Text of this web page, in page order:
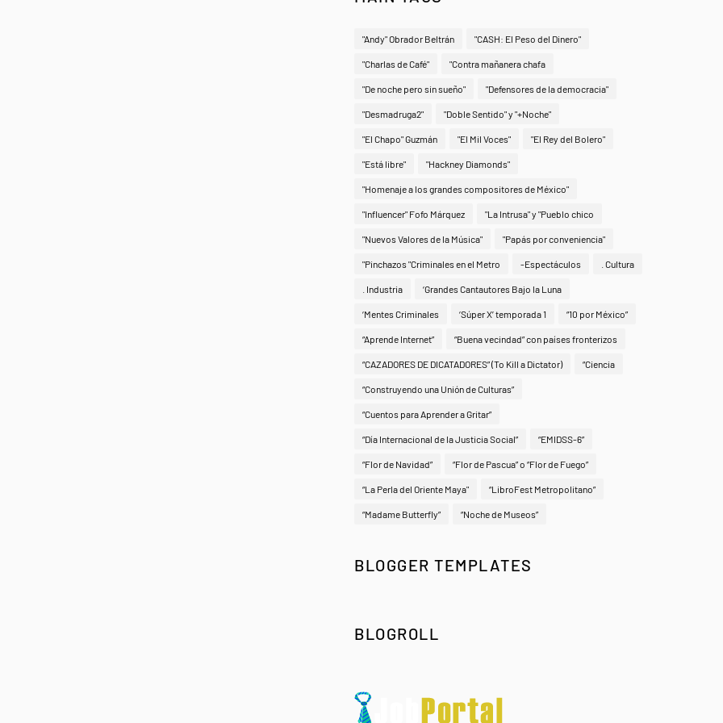
"Andy" Obrador Beltrán "CASH: El Peso del Dinero"
"Charlas de Café" "Contra mañanera chafa
"De noche pero sin sueño" "Defensores de la democracia"
"Desmadruga2" "Doble Sentido" y "+Noche"
"El Chapo" Guzmán "El Mil Voces" "El Rey del Bolero"
"Está libre" "Hackney Diamonds"
"Homenaje a los grandes compositores de México"
"Influencer" Fofo Márquez "La Intrusa" y "Pueblo chico
"Nuevos Valores de la Música" "Papás por conveniencia"
"Pinchazos "Criminales en el Metro -Espectáculos . Cultura
. Industria ‘Grandes Cantautores Bajo la Luna
‘Mentes Criminales ‘Súper X’ temporada 1 “10 por México”
“Aprende Internet” “Buena vecindad” con países fronterizos
“CAZADORES DE DICATADORES” (To Kill a Dictator) “Ciencia
“Construyendo una Unión de Culturas”
“Cuentos para Aprender a Gritar”
“Día Internacional de la Justicia Social” “EMIDSS-6”
“Flor de Navidad” “Flor de Pascua” o “Flor de Fuego”
“La Perla del Oriente Maya" “LibroFest Metropolitano”
“Madame Butterfly” “Noche de Museos”
BLOGGER TEMPLATES
BLOGROLL